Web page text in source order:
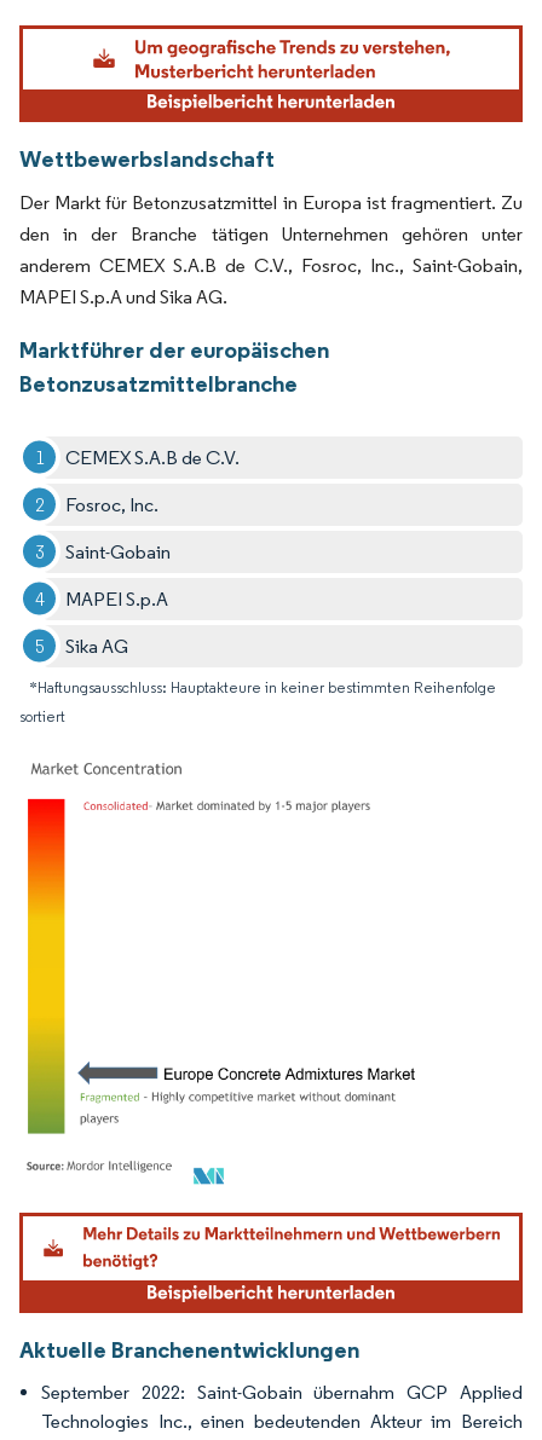
Bild © Mordor Intelligence. Wiederverwendung erfordert Namensnennung gemäß
Wettbewerbslandschaft
Der Markt für Betonzusatzmittel in Europa ist fragmentiert. Zu
den in der Branche tätigen Unternehmen gehören unter
anderem CEMEX S.A.B de C.V., Fosroc, Inc., Saint-Gobain,
MAPEI S.p.A und Sika AG.
Marktführer der europäischen
Betonzusatzmittelbranche
CEMEX S.A.B de C.V.
Fosroc, Inc.
Saint-Gobain
MAPEI S.p.A
Sika AG
*Haftungsausschluss: Hauptakteure in keiner bestimmten Reihenfolge
sortiert
Bild © Mordor Intelligence. Wiederverwendung erfordert Namensnennung gemäß
Aktuelle Branchenentwicklungen
September 2022: Saint-Gobain übernahm GCP Applied
Technologies Inc., einen bedeutenden Akteur im Bereich